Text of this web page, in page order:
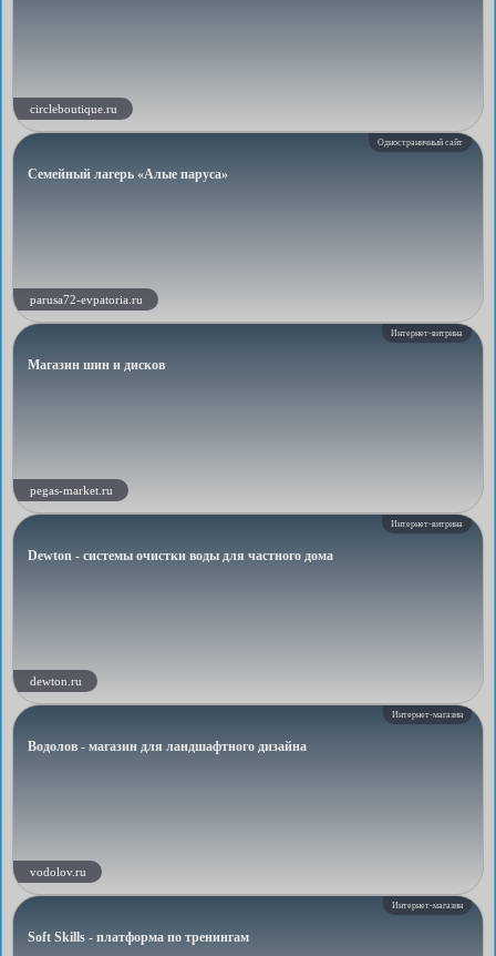
circleboutique.ru
Одностраничный сайт
Семейный лагерь «Алые паруса»
parusa72-evpatoria.ru
Интернет-витрина
Магазин шин и дисков
pegas-market.ru
Интернет-витрина
Dewton - системы очистки воды для частного дома
dewton.ru
Интернет-магазин
Водолов - магазин для ландшафтного дизайна
vodolov.ru
Интернет-магазин
Soft Skills - платформа по тренингам